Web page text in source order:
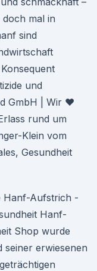
mal in
sind
und
GmbH | Wir ♥
rund um
Klein vom
Gesundheit
Hanf-Aufstrich -
Hanf-
Shop wurde
seiner erwiesenen